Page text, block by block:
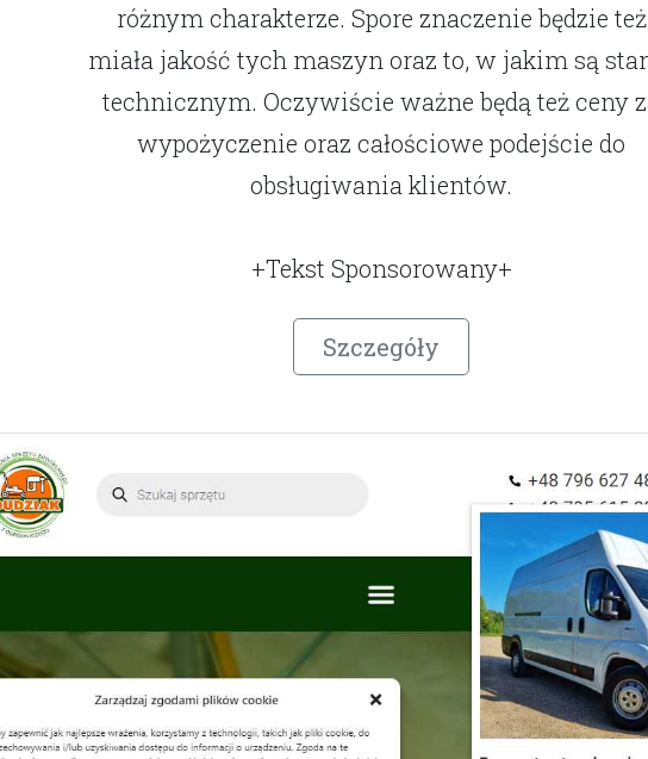
różnym charakterze. Spore znaczenie będzie też
miała jakość tych maszyn oraz to, w jakim są
technicznym. Oczywiście ważne będą też ceny
wypożyczenie oraz całościowe podejście do
obsługiwania klientów.
+Tekst Sponsorowany+
Szczegóły